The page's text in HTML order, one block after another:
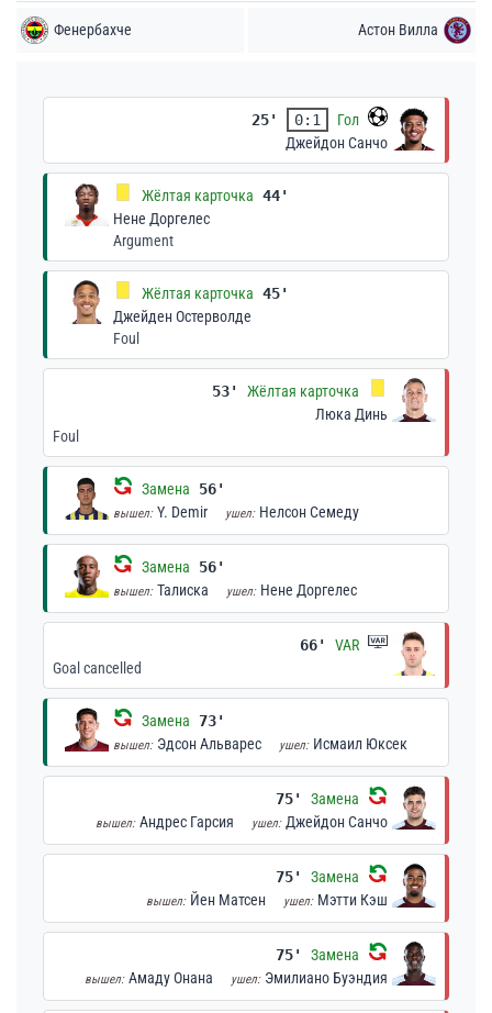
Фенербахче Астон Вилла
25' 0:1
Гол
Джейдон Санчо
Жёлтая карточка 44'
Нене Доргелес
Argument
Жёлтая карточка 45'
Джейден Остерволде
Foul
53'
Жёлтая карточка
Люка Динь
Foul
Замена 56'
вышел: Y. Demir ушел: Нелсон Семеду
Замена 56'
вышел: Талиска ушел: Нене Доргелес
66'
VAR
Goal cancelled
Замена 73'
вышел: Эдсон Альварес ушел: Исмаил Юксек
75' Замена
вышел: Андрес Гарсия ушел: Джейдон Санчо
75' Замена
вышел: Йен Матсен ушел: Мэтти Кэш
75' Замена
вышел: Амаду Онана ушел: Эмилиано Буэндия